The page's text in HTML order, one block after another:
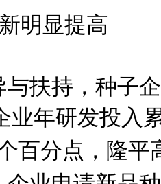
明显提高
与扶持，种子
业年研发投入
百分点，隆平